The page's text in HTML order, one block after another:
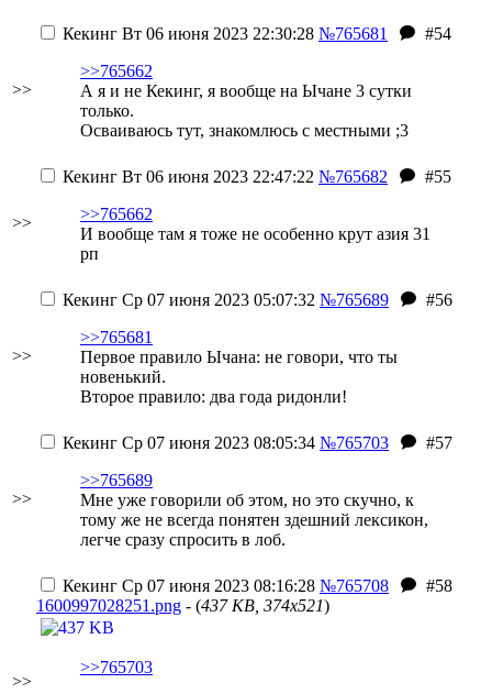
>>
Кекинг Вт 06 июня 2023 22:30:28 №765681
#54
>>765662
А я и не Кекинг, я вообще на Ычане 3 сутки
только.
Осваиваюсь тут, знакомлюсь с местными ;3
>>
Кекинг Вт 06 июня 2023 22:47:22 №765682
#55
>>765662
И вообще там я тоже не особенно крут азия 31
рп
>>
Кекинг Ср 07 июня 2023 05:07:32 №765689
#56
>>765681
Первое правило Ычана: не говори, что ты
новенький.
Второе правило: два года ридонли!
>>
Кекинг Ср 07 июня 2023 08:05:34 №765703
#57
>>765689
Мне уже говорили об этом, но это скучно, к
тому же не всегда понятен здешний лексикон,
легче сразу спросить в лоб.
>>
Кекинг Ср 07 июня 2023 08:16:28 №765708
#58
1600997028251.png - (437 KB, 374x521)
>>765703